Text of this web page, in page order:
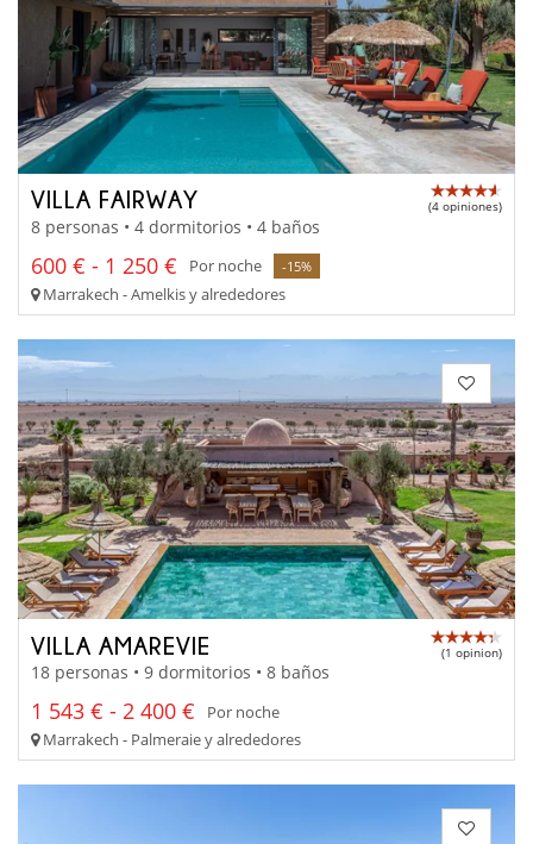
VILLA FAIRWAY (4 opiniones)
8 personas • 4 dormitorios • 4 baños
600 € - 1 250 € Por noche -15%
Marrakech - Amelkis y alrededores
VILLA AMAREVIE (1 opinion)
18 personas • 9 dormitorios • 8 baños
1 543 € - 2 400 €
Por noche
Marrakech - Palmeraie y alrededores